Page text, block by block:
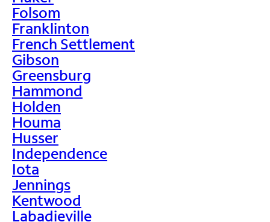
Folsom
Franklinton
French Settlement
Gibson
Greensburg
Hammond
Holden
Houma
Husser
Independence
Iota
Jennings
Kentwood
Labadieville